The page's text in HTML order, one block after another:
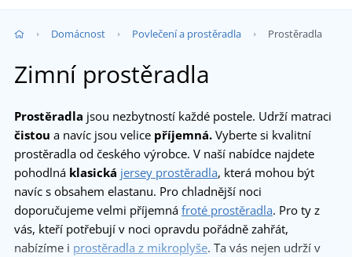
Domácnost Povlečení a prostěradla Prostěradla
Zimní prostěradla
Prostěradla jsou nezbytností každé postele. Udrží matraci
čistou a navíc jsou velice příjemná. Vyberte si kvalitní
prostěradla od českého výrobce. V naší nabídce najdete
pohodlná klasická jersey prostěradla, která mohou být
navíc s obsahem elastanu. Pro chladnější noci
doporučujeme velmi příjemná froté prostěradla. Pro ty z
vás, kteří potřebují v noci opravdu pořádně zahřát,
nabízíme i prostěradla z mikroplyše. Ta vás nejen udrží v